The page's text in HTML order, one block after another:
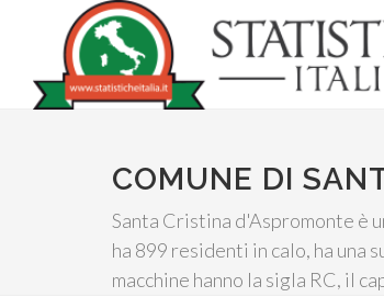
COMUNE DI
Santa Cristina d'Aspromonte è
ha 899 residenti in calo, ha una
macchine hanno la sigla RC, il